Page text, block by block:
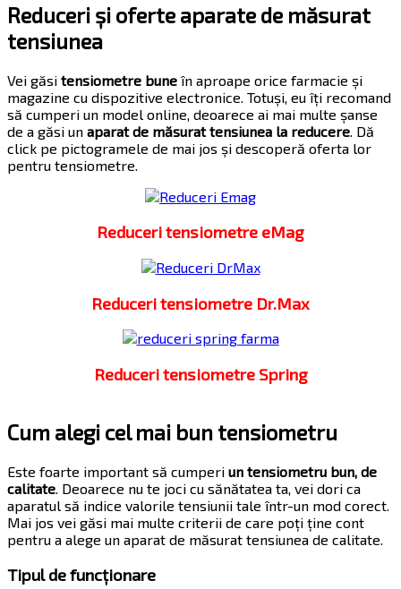
Reduceri și oferte aparate de măsurat
tensiunea
Vei găsi tensiometre bune în aproape orice farmacie și
magazine cu dispozitive electronice. Totuși, eu îți recomand
să cumperi un model online, deoarece ai mai multe șanse
de a găsi un aparat de măsurat tensiunea la reducere . Dă
click pe pictogramele de mai jos și descoperă oferta lor
pentru tensiometre.
Reduceri tensiometre eMag
Reduceri tensiometre Dr.Max
Reduceri tensiometre Spring
Cum alegi cel mai bun tensiometru
Este foarte important să cumperi un tensiometru bun, de
calitate . Deoarece nu te joci cu sănătatea ta, vei dori ca
aparatul să indice valorile tensiunii tale într-un mod corect.
Mai jos vei găsi mai multe criterii de care poți ține cont
pentru a alege un aparat de măsurat tensiunea de calitate.
Tipul de funcționare